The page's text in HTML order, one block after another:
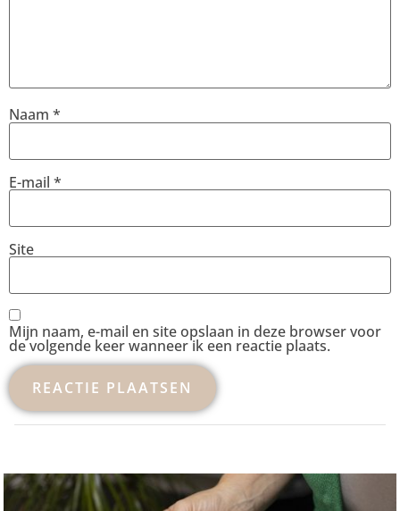
Naam *
E-mail *
Site
Mijn naam, e-mail en site opslaan in deze browser voor
de volgende keer wanneer ik een reactie plaats.